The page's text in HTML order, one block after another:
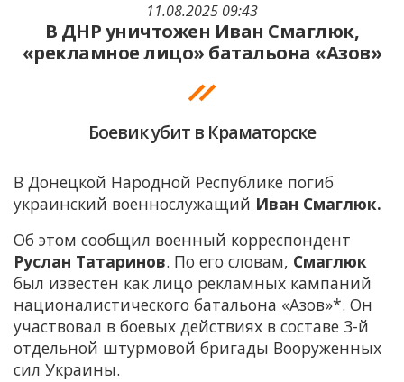
11.08.2025 09:43
В ДНР уничтожен Иван Смаглюк,
«рекламное лицо» батальона «Азов»
Боевик убит в Краматорске
В Донецкой Народной Республике погиб
украинский военнослужащий Иван Смаглюк.
Об этом сообщил военный корреспондент
Руслан Татаринов. По его словам, Смаглюк
был известен как лицо рекламных кампаний
националистического батальона «Азов»*. Он
участвовал в боевых действиях в составе 3-й
отдельной штурмовой бригады Вооруженных
сил Украины.